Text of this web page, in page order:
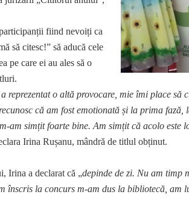
fiind nevoiți ca
să citesc!” să aducă cele
pe care ei au ales să o
reprezentat o altă provocare, mie îmi place să
că am fost emotionată și la prima fază,
am simțit foarte bine. Am simțit că acolo este
Irina Rușanu, mândră de titlul obținut.
Irina a declarat că „depinde de zi. Nu am timp
înscris la concurs m-am dus la bibliotecă, am